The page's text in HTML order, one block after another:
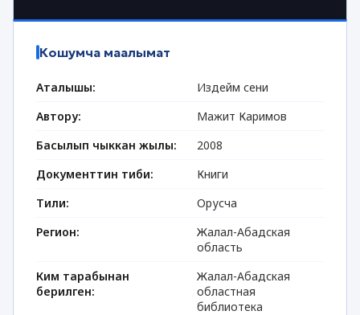
Кошумча маалымат
Аталышы:
Издейм сени
Автору:
Мажит Каримов
Басылып чыккан жылы:
2008
Документтин тиби:
Книги
Тили:
Орусча
Регион:
Жалал-Абадская
область
Ким тарабынан
берилген:
Жалал-Абадская
областная
библиотека